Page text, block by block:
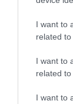
I want to
related
I want to
related to
I want to